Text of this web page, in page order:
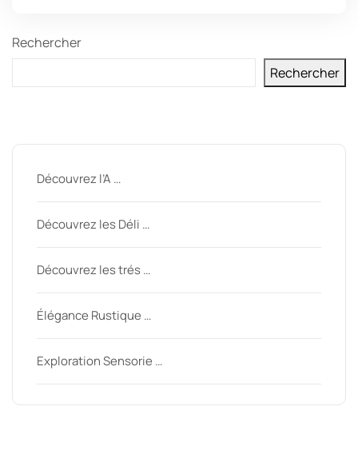
Rechercher
Rechercher
Découvrez l’A …
Découvrez les Déli …
Découvrez les trés …
Élégance Rustique …
Exploration Sensorie …